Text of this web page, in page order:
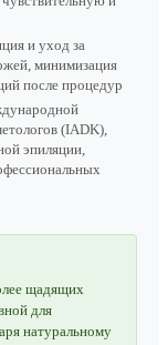
и уход за
минимизация
после процедур
(IADK),
эпиляции,
щадящих
для
натуральному